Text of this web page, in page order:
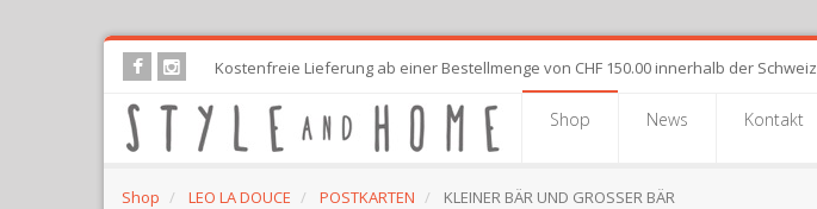
Skip
main
content
Kostenfreie Lieferung ab einer Bestellmenge von CHF 150.00 innerhalb der Schweiz
Shop News Kontakt
Shop LEO LA DOUCE POSTKARTEN KLEINER BÄR UND GROSSER BÄR